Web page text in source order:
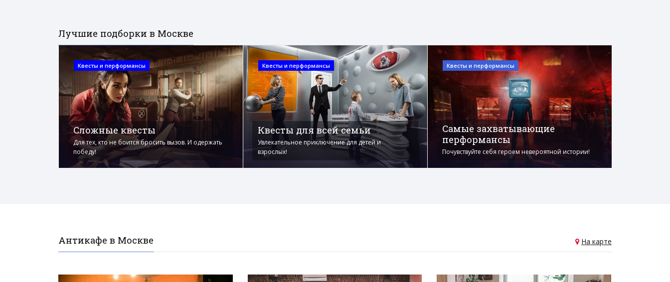
Лучшие подборки в Москве
Квесты и перформансы
Сложные квесты
Для тех, кто не боится бросить вызов. И одержать
победу!
Квесты и перформансы
Квесты для всей семьи
Увлекательное приключение для детей и
взрослых!
Квесты и перформансы
Самые захватывающие
перформансы
Почувствуйте себя героем невероятной истории!
Антикафе в Москве На карте